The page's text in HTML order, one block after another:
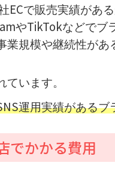
ECで販売実績があ
やTikTokなどでブ
業規模や継続性があ
います。
運用実績があるブ
でかかる費用